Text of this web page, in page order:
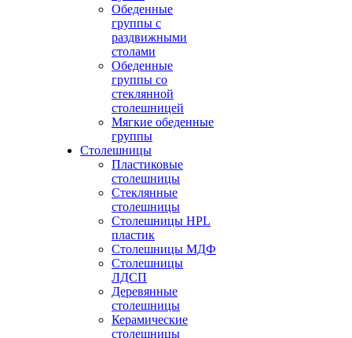
Обеденные
группы с
раздвижными
столами
Обеденные
группы со
стеклянной
столешницей
Мягкие обеденные
группы
Столешницы
Пластиковые
столешницы
Стеклянные
столешницы
Столешницы HPL
пластик
Столешницы МДФ
Столешницы
ЛДСП
Деревянные
столешницы
Керамические
столешницы